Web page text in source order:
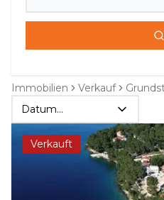
Immobilien Verkauf
Datum
absteigend
Verkauft